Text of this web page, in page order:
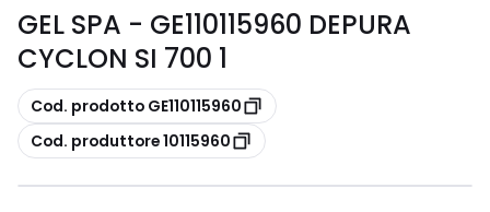
GEL SPA - GE110115960 DEPURA
CYCLON SI 700 1
copia
Cod. prodotto GE110115960
copia
Cod. produttore 10115960